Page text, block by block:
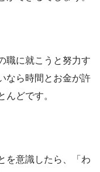
職に就こうと努力す
なら時間とお金が許
んどです。
を意識したら、「わ